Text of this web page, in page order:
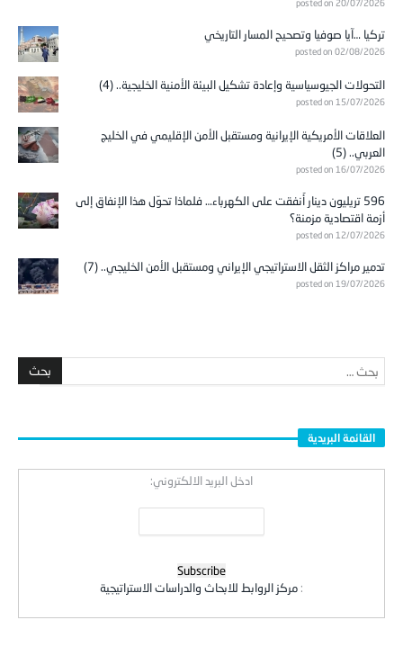
posted on 20/07/2026
تركيا …آيا صوفيا وتصحيح المسار التاريخي
posted on 02/08/2026
التحولات الجيوسياسية وإعادة تشكيل البيئة الأمنية الخليجية.. (4)
posted on 15/07/2026
العلاقات الأمريكية الإيرانية ومستقبل الأمن الإقليمي في الخليج
العربي.. (5)
posted on 16/07/2026
596 تريليون دينار أُنفقت على الكهرباء… فلماذا تحوّل هذا الإنفاق إلى
أزمة اقتصادية مزمنة؟
posted on 12/07/2026
تدمير مراكز الثقل الاستراتيجي الإيراني ومستقبل الأمن الخليجي.. (7)
posted on 19/07/2026
القائمة البريدية
ادخل البريد الالكتروني:
: مركز الروابط للابحاث والدراسات الاستراتيجية